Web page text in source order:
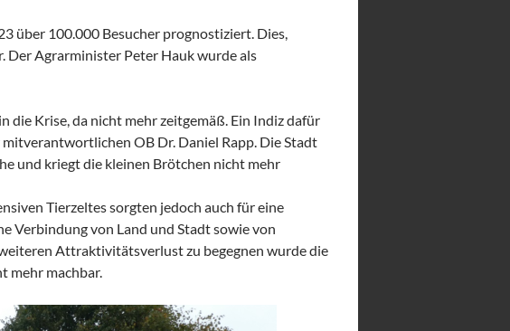
über 100.000 Besucher prognostiziert. Dies,
Der Agrarminister Peter Hauk wurde als
die Krise, da nicht mehr zeitgemäß. Ein Indiz dafür
OB Dr. Daniel Rapp. Die Stadt
und kriegt die kleinen Brötchen nicht mehr
Tierzeltes sorgten jedoch auch für eine
Verbindung von Land und Stadt sowie von
Attraktivitätsverlust zu begegnen wurde die
mehr machbar.